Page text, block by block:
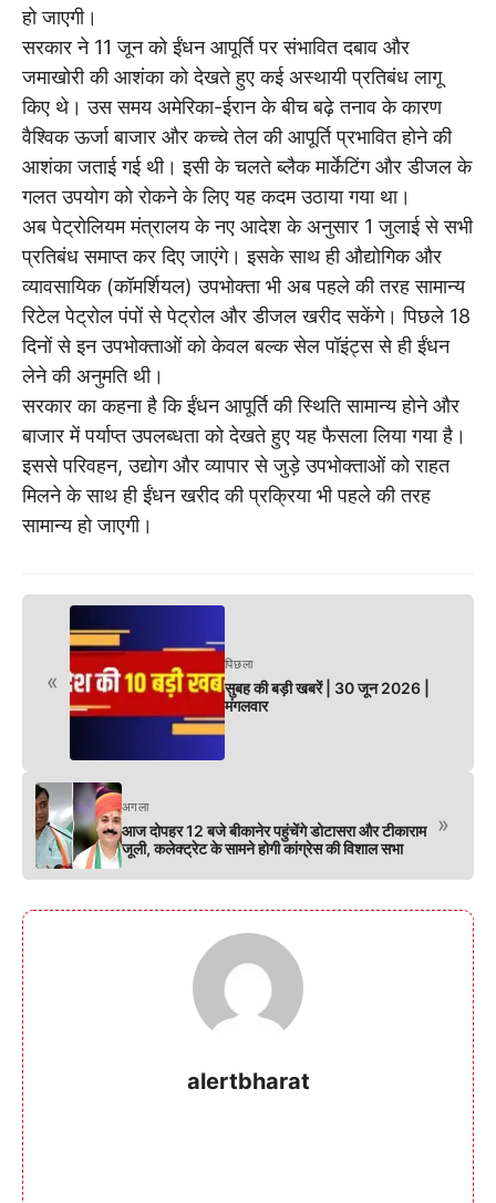
हो जाएगी।
सरकार ने 11 जून को ईंधन आपूर्ति पर संभावित दबाव और
जमाखोरी की आशंका को देखते हुए कई अस्थायी प्रतिबंध लागू
किए थे। उस समय अमेरिका-ईरान के बीच बढ़े तनाव के कारण
वैश्विक ऊर्जा बाजार और कच्चे तेल की आपूर्ति प्रभावित होने की
आशंका जताई गई थी। इसी के चलते ब्लैक मार्केटिंग और डीजल के
गलत उपयोग को रोकने के लिए यह कदम उठाया गया था।
अब पेट्रोलियम मंत्रालय के नए आदेश के अनुसार 1 जुलाई से सभी
प्रतिबंध समाप्त कर दिए जाएंगे। इसके साथ ही औद्योगिक और
व्यावसायिक (कॉमर्शियल) उपभोक्ता भी अब पहले की तरह सामान्य
रिटेल पेट्रोल पंपों से पेट्रोल और डीजल खरीद सकेंगे। पिछले 18
दिनों से इन उपभोक्ताओं को केवल बल्क सेल पॉइंट्स से ही ईंधन
लेने की अनुमति थी।
सरकार का कहना है कि ईंधन आपूर्ति की स्थिति सामान्य होने और
बाजार में पर्याप्त उपलब्धता को देखते हुए यह फैसला लिया गया है।
इससे परिवहन, उद्योग और व्यापार से जुड़े उपभोक्ताओं को राहत
मिलने के साथ ही ईंधन खरीद की प्रक्रिया भी पहले की तरह
सामान्य हो जाएगी।
«
पिछला
सुबह की बड़ी खबरें | 30 जून 2026 |
मंगलवार
अगला
आज दोपहर 12 बजे बीकानेर पहुंचेंगे डोटासरा और टीकाराम
जूली, कलेक्ट्रेट के सामने होगी कांग्रेस की विशाल सभा
»
alertbharat